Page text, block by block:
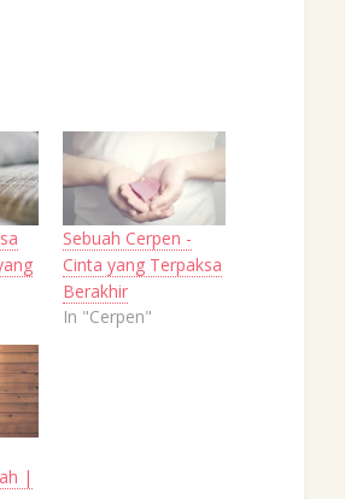
Sebuah Cerpen -
Cinta yang Terpaksa
Berakhir
In "Cerpen"
|